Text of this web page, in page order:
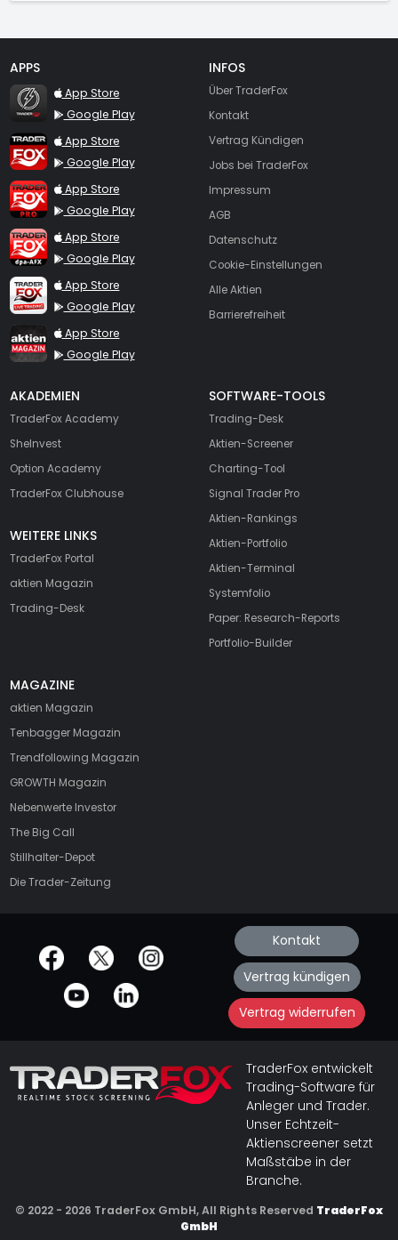
APPS
TraderFox Flash
App Store
Google Play
TraderFox App
App Store
Google Play
TraderFox Pro
App Store
Google Play
TraderFox dpa-AFX ProFeed
App Store
Google Play
TraderFox Live Trading
App Store
Google Play
TraderFox aktien Magazin
App Store
Google Play
INFOS
Über TraderFox
Kontakt
Vertrag Kündigen
Jobs bei TraderFox
Impressum
AGB
Datenschutz
Cookie-Einstellungen
Alle Aktien
Barrierefreiheit
AKADEMIEN
TraderFox Academy
SheInvest
Option Academy
TraderFox Clubhouse
WEITERE LINKS
TraderFox Portal
aktien Magazin
Trading-Desk
SOFTWARE-TOOLS
Trading-Desk
Aktien-Screener
Charting-Tool
Signal Trader Pro
Aktien-Rankings
Aktien-Portfolio
Aktien-Terminal
Systemfolio
Paper: Research-Reports
Portfolio-Builder
MAGAZINE
aktien Magazin
Tenbagger Magazin
Trendfollowing Magazin
GROWTH Magazin
Nebenwerte Investor
The Big Call
Stillhalter-Depot
Die Trader-Zeitung
offizielle Social Media-Accounts Kontakt
Vertrag kündigen
Vertrag widerrufen
TraderFox entwickelt
Trading-Software für
Anleger und Trader.
Unser Echtzeit-
Aktienscreener setzt
Maßstäbe in der
Branche.
© 2022 - 2026 TraderFox GmbH, All Rights Reserved TraderFox
GmbH